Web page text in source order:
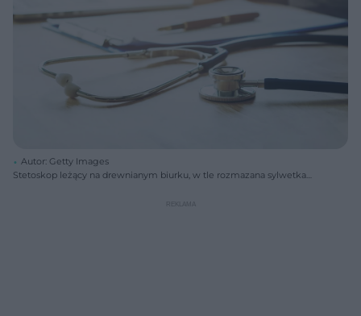
Autor: Getty Images
Stetoskop leżący na drewnianym biurku, w tle rozmazana sylwetka
laptopie. Scena symbolizuje nowoczesną diagnostykę i informacje o